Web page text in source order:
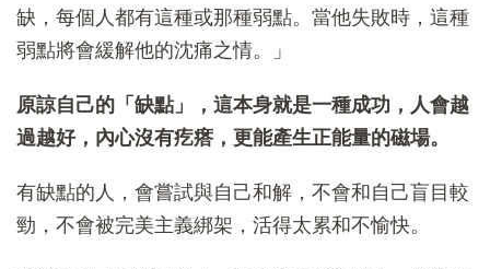
缺，每個人都有這種或那種弱點。當他失敗時，這種
弱點將會緩解他的沈痛之情。」
原諒自己的「缺點」，這本身就是一種成功，人會越
過越好，內心沒有疙瘩，更能產生正能量的磁場。
有缺點的人，會嘗試與自己和解，不會和自己盲目較
勁，不會被完美主義綁架，活得太累和不愉快。